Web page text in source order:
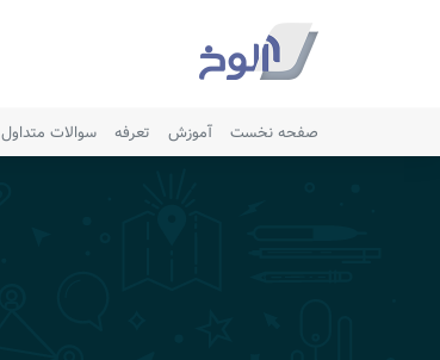
صفحه نخست آموزش تعرفه سوالات متداول